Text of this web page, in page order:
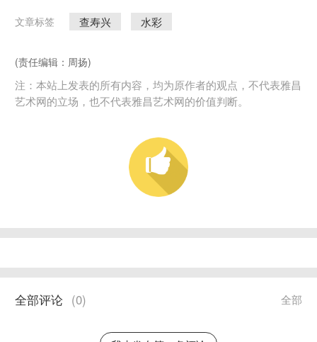
文章标签 查寿兴 水彩
(责任编辑：周扬)
注：本站上发表的所有内容，均为原作者的观点，不代表雅昌
艺术网的立场，也不代表雅昌艺术网的价值判断。
全部
全部评论 (0)